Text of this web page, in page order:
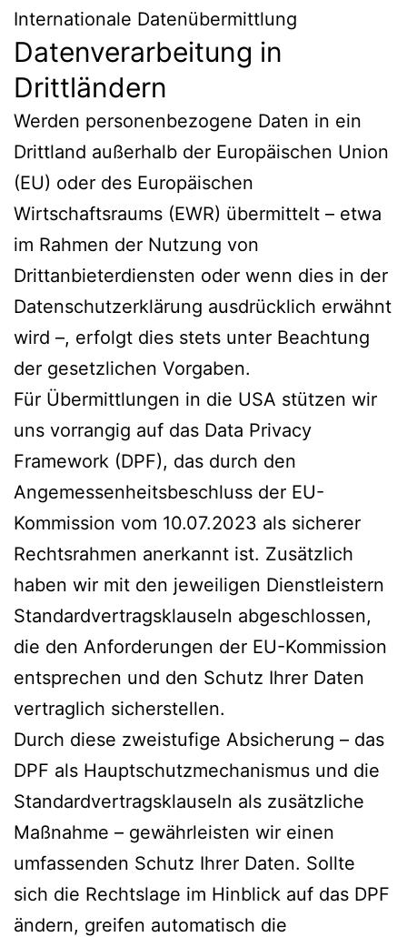
Internationale Datenübermittlung
Datenverarbeitung in
Drittländern
Werden personenbezogene Daten in ein
Drittland außerhalb der Europäischen Union
(EU) oder des Europäischen
Wirtschaftsraums (EWR) übermittelt – etwa
im Rahmen der Nutzung von
Drittanbieterdiensten oder wenn dies in der
Datenschutzerklärung ausdrücklich erwähnt
wird –, erfolgt dies stets unter Beachtung
der gesetzlichen Vorgaben.
Für Übermittlungen in die USA stützen wir
uns vorrangig auf das Data Privacy
Framework (DPF), das durch den
Angemessenheitsbeschluss der EU-
Kommission vom 10.07.2023 als sicherer
Rechtsrahmen anerkannt ist. Zusätzlich
haben wir mit den jeweiligen Dienstleistern
Standardvertragsklauseln abgeschlossen,
die den Anforderungen der EU-Kommission
entsprechen und den Schutz Ihrer Daten
vertraglich sicherstellen.
Durch diese zweistufige Absicherung – das
DPF als Hauptschutzmechanismus und die
Standardvertragsklauseln als zusätzliche
Maßnahme – gewährleisten wir einen
umfassenden Schutz Ihrer Daten. Sollte
sich die Rechtslage im Hinblick auf das DPF
ändern, greifen automatisch die